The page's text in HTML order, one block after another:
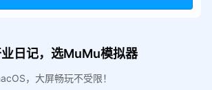
日记，选MuMu模拟器
，大屏畅玩不受限！